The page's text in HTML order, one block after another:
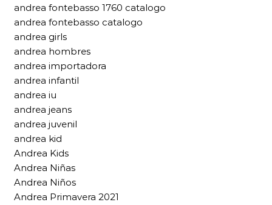
andrea fontebasso 1760 catalogo
andrea fontebasso catalogo
andrea girls
andrea hombres
andrea importadora
andrea infantil
andrea iu
andrea jeans
andrea juvenil
andrea kid
Andrea Kids
Andrea Niñas
Andrea Niños
Andrea Primavera 2021